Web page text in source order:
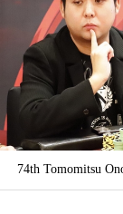
74th Tomomitsu